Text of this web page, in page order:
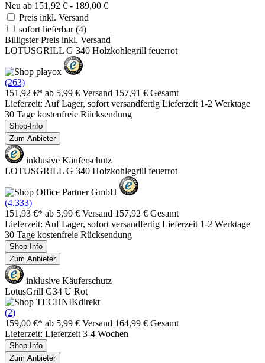
Neu ab 151,92 € - 189,00 €
Preis inkl. Versand
sofort lieferbar(4)
Billigster Preis inkl. Versand
LOTUSGRILL G 340 Holzkohlegrill feuerrot
(263)
151,92 €* ab 5,99 € Versand 157,91 € Gesamt
Lieferzeit: Auf Lager, sofort versandfertig Lieferzeit 1-2 Werktage
30 Tage kostenfreie Rücksendung
Shop-Info
Zum Anbieter
inklusive Käuferschutz
LOTUSGRILL G 340 Holzkohlegrill feuerrot
(4.333)
151,93 €* ab 5,99 € Versand 157,92 € Gesamt
Lieferzeit: Auf Lager, sofort versandfertig Lieferzeit 1-2 Werktage
30 Tage kostenfreie Rücksendung
Shop-Info
Zum Anbieter
inklusive Käuferschutz
LotusGrill G34 U Rot
(2)
159,00 €* ab 5,99 € Versand 164,99 € Gesamt
Lieferzeit: Lieferzeit 3-4 Wochen
Shop-Info
Zum Anbieter